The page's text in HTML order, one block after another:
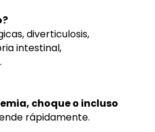
diverticulosis,
intestinal,
choque o incluso
rápidamente.